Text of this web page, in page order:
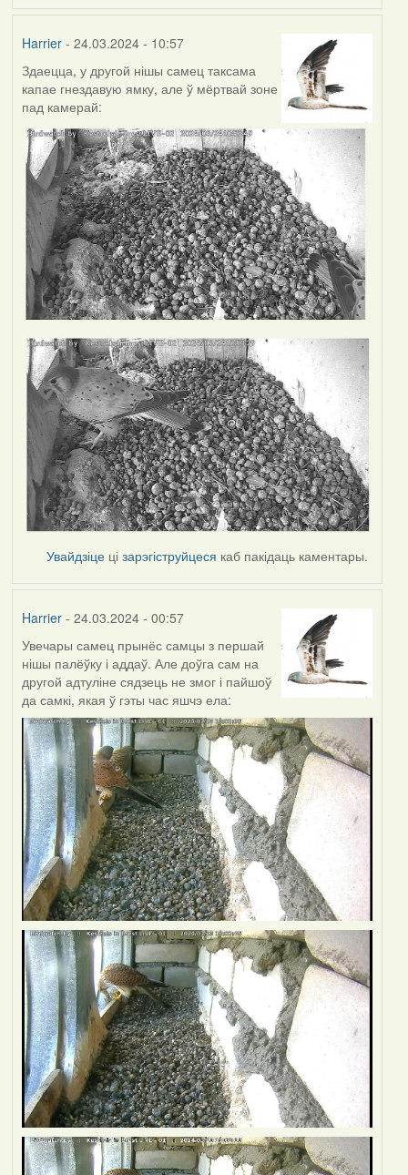
Harrier- 24.03.2024 - 10:57
Здаецца, у другой нішы самец таксама
капае гнездавую ямку, але ў мёртвай зоне
пад камерай:
Увайдзіце цізарэгіструйцеся каб пакідаць каментары.
Harrier- 24.03.2024 - 00:57
Увечары самец прынёс самцы з першай
нішы палёўку і аддаў. Але доўга сам на
другой адтуліне сядзець не змог і пайшоў
да самкі, якая ў гэты час яшчэ ела: